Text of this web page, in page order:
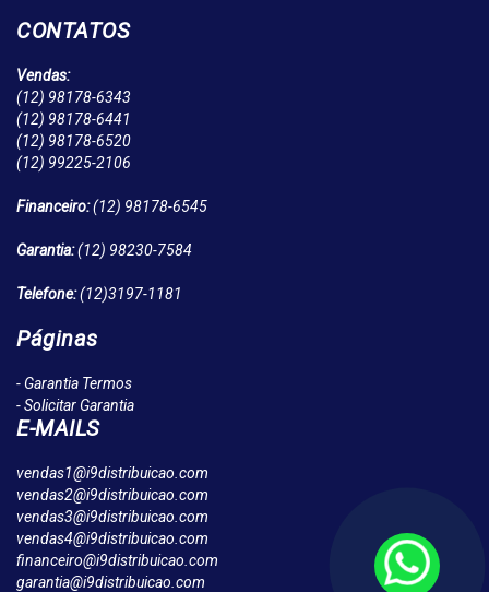
CONTATOS
Vendas:
(12) 98178-6343
(12) 98178-6441
(12) 98178-6520
(12) 99225-2106
Financeiro:(12) 98178-6545
Garantia:(12) 98230-7584
Telefone:(12)3197-1181
Páginas
- Garantia Termos
- Solicitar Garantia
E-MAILS
vendas1@i9distribuicao.com
vendas2@i9distribuicao.com
vendas3@i9distribuicao.com
vendas4@i9distribuicao.com
financeiro@i9distribuicao.com
garantia@i9distribuicao.com